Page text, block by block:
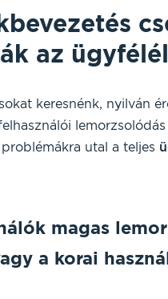
az
keresnénk, nyilván
utal a teljes
magas
a korai